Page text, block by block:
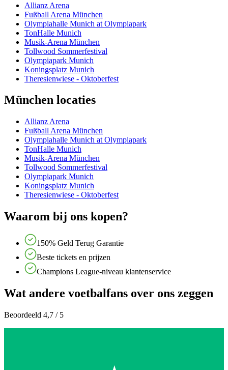
Allianz Arena
Fußball Arena München
Olympiahalle Munich at Olympiapark
TonHalle Munich
Musik-Arena München
Tollwood Sommerfestival
Olympiapark Munich
Koningsplatz Munich
Theresienwiese - Oktoberfest
München locaties
Allianz Arena
Fußball Arena München
Olympiahalle Munich at Olympiapark
TonHalle Munich
Musik-Arena München
Tollwood Sommerfestival
Olympiapark Munich
Koningsplatz Munich
Theresienwiese - Oktoberfest
Waarom bij ons kopen?
150% Geld Terug Garantie
Beste tickets en prijzen
Champions League-niveau klantenservice
Wat andere voetbalfans over ons zeggen
Beoordeeld 4,7 / 5